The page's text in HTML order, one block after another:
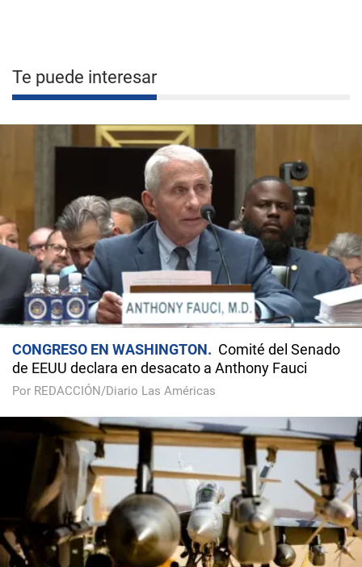
Te puede interesar
CONGRESO EN WASHINGTON
Comité del Senado
de EEUU declara en desacato a Anthony Fauci
Por REDACCIÓN/Diario Las Américas